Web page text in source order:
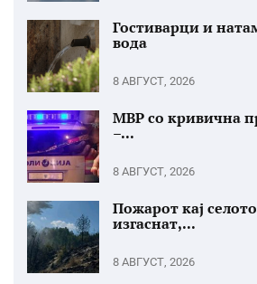
Гостиварци и
вода
8 АВГУСТ, 2026
МВР со кривична
–...
8 АВГУСТ, 2026
Пожарот кај
изгаснат,...
8 АВГУСТ, 2026